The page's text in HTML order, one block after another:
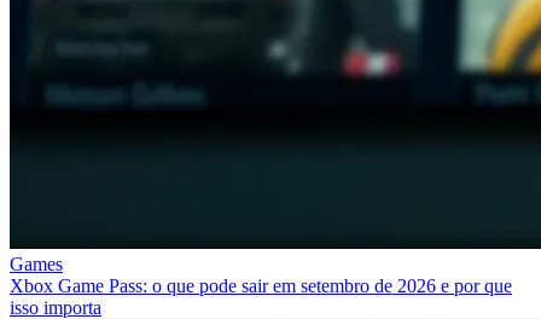
Games
Xbox Game Pass: o que pode sair em setembro de 2026 e por que
isso importa